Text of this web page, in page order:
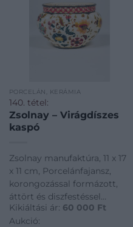
PORCELÁN, KERÁMIA
140. tétel:
Zsolnay – Virágdíszes
kaspó
Zsolnay manufaktúra, 11 x 17
x 11 cm, Porcelánfajansz,
korongozással formázott,
áttört és diszfestéssel
gazdag, 1873 - 1882
Kikiáltási ár: 60 000 Ft
Aukció: